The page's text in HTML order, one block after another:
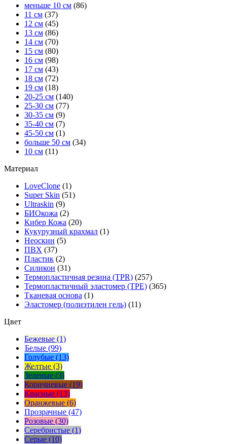
меньше 10 см (86)
11 см (37)
12 см (45)
13 см (86)
14 см (70)
15 см (80)
16 см (98)
17 см (43)
18 см (72)
19 см (18)
20-25 см (140)
25-30 см (77)
30-35 см (9)
35-40 см (7)
45-50 см (1)
больше 50 см (34)
10 см (11)
Материал
LoveClone (1)
Super Skin (51)
Ultraskin (9)
БИОкожа (2)
Кибер Кожа (20)
Кукурузный крахмал (1)
Неоскин (5)
ПВХ (37)
Пластик (2)
Силикон (31)
Термопластичная резина (TPR) (257)
Термопластичный эластомер (TPE) (365)
Тканевая основа (1)
Эластомер (полиэтилен гель) (11)
Цвет
Бежевые (1)
Белые (99)
Голубые (13)
Желтые (3)
Зеленые (3)
Коричневые (19)
Красные (13)
Оранжевые (6)
Прозрачные (47)
Розовые (30)
Серебристые (1)
Серые (10)